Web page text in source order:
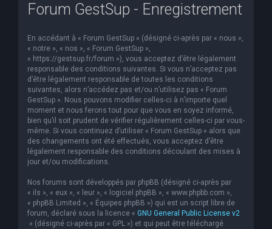
Forum GestSup - Enregistrement
En accédant à « Forum GestSup » (désigné ci-après par « nous »,
« notre », « nos », « Forum GestSup »,
« https://gestsup.fr/forum »), vous acceptez d’être légalement
responsable des conditions suivantes. Si vous n’acceptez pas
d’être légalement responsable de toutes les conditions
suivantes, alors n’accédez pas et/ou n’utilisez pas « Forum
GestSup ». Nous pouvons modifier celles-ci à n’importe quel
moment et nous ferons tout pour que vous en soyez informé,
bien qu’il soit prudent de vérifier régulièrement celles-ci par vous-
même. Si vous continuez d’utiliser « Forum GestSup » alors que
des changements ont été effectués, vous acceptez d’être
légalement responsable des conditions découlant des mises à
jour et/ou modifications.
Nos forums sont développés par phpBB (désigné ci-après par
« ils », « eux », « leur », « logiciel phpBB », « www.phpbb.com »,
« phpBB Limited », « Équipes phpBB ») qui est un script libre de
forum, déclaré sous la licence « GNU General Public License v2
» (désigné ci-après par « GPL ») et qui peut être téléchargé